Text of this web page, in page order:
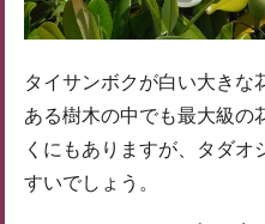
タイサンボクが白い大きな
ある樹木の中でも最大級の
くにもありますが、タダ
すいでしょう。